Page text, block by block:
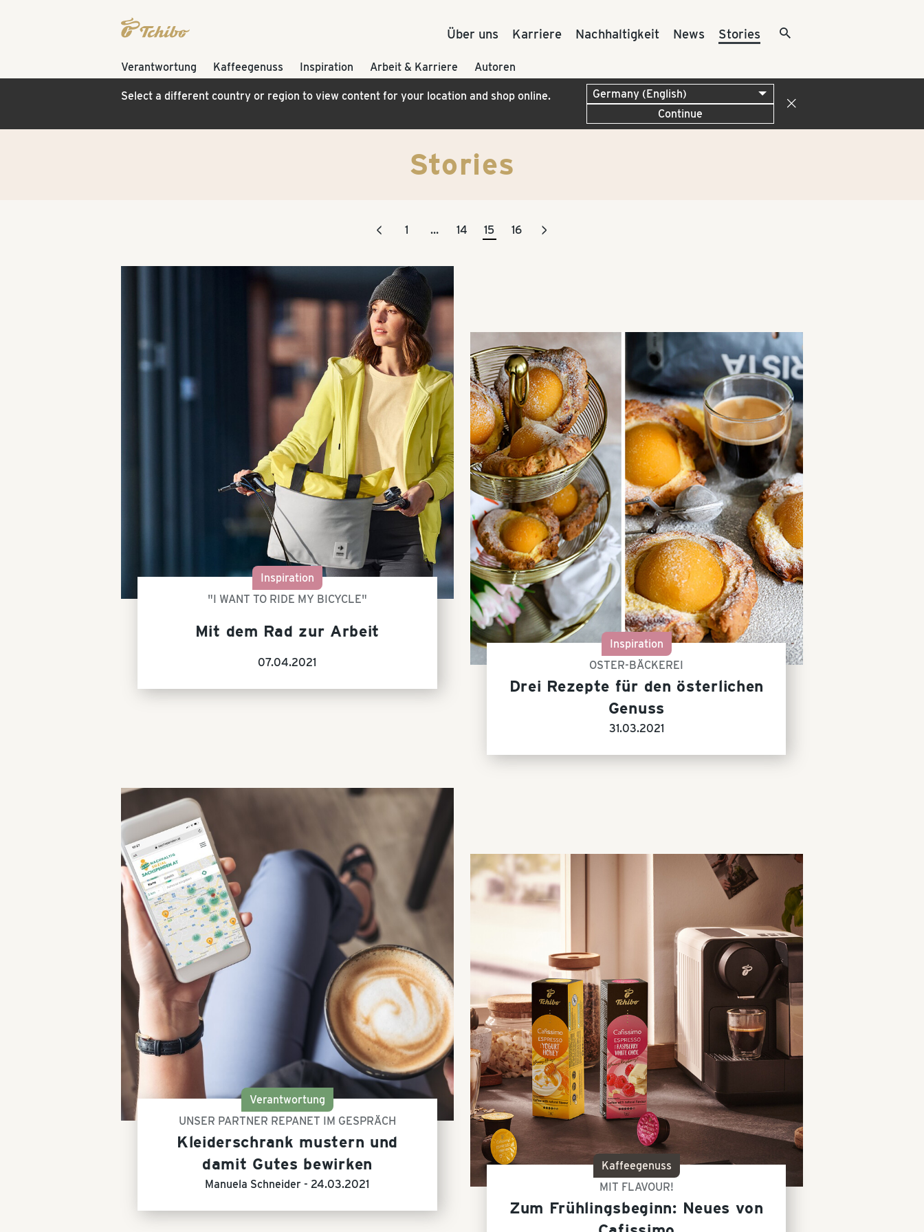
Über uns Karriere Nachhaltigkeit News Stories
Verantwortung Kaffeegenuss Inspiration Arbeit & Karriere Autoren
Select a different country or region to view content for your location and shop online.
Continue
Stories
< 1 … 14 15 16 >
Inspiration
"I WANT TO RIDE MY BICYCLE"
Mit dem Rad zur Arbeit
07.04.2021
Inspiration
OSTER-BÄCKEREI
Drei Rezepte für den österlichen
Genuss
31.03.2021
Verantwortung
UNSER PARTNER REPANET IM GESPRÄCH
Kleiderschrank mustern und
damit Gutes bewirken
Manuela Schneider -24.03.2021
Kaffeegenuss
MIT FLAVOUR!
Zum Frühlingsbeginn: Neues von